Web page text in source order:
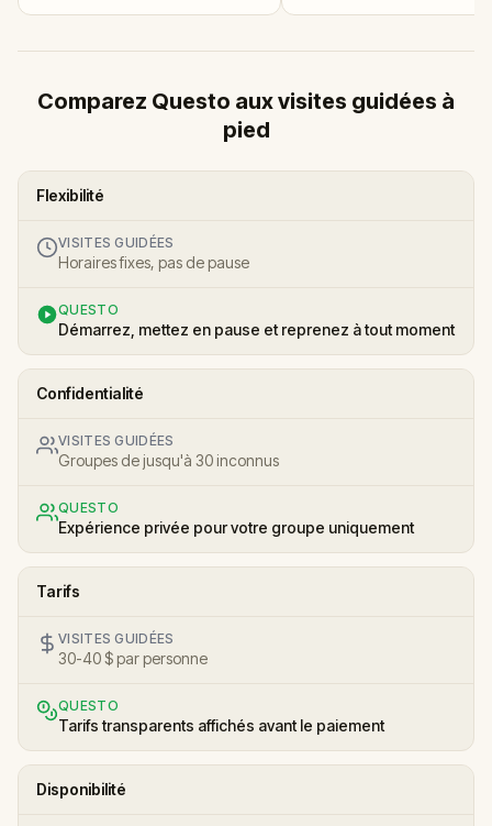
Comparez Questo aux visites guidées à
pied
Flexibilité
VISITES GUIDÉES
Horaires fixes, pas de pause
QUESTO
Démarrez, mettez en pause et reprenez à tout moment
Confidentialité
VISITES GUIDÉES
Groupes de jusqu'à 30 inconnus
QUESTO
Expérience privée pour votre groupe uniquement
Tarifs
VISITES GUIDÉES
30-40 $ par personne
QUESTO
Tarifs transparents affichés avant le paiement
Disponibilité